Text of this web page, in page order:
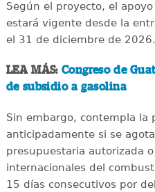
Según el proyecto, el
estará vigente desde la
el 31 de diciembre de 2026.
LEA MÁS: Congreso de
de subsidio a gasolina
Sin embargo, contempla la
anticipadamente si se
presupuestaria autorizada
internacionales del
15 días consecutivos por